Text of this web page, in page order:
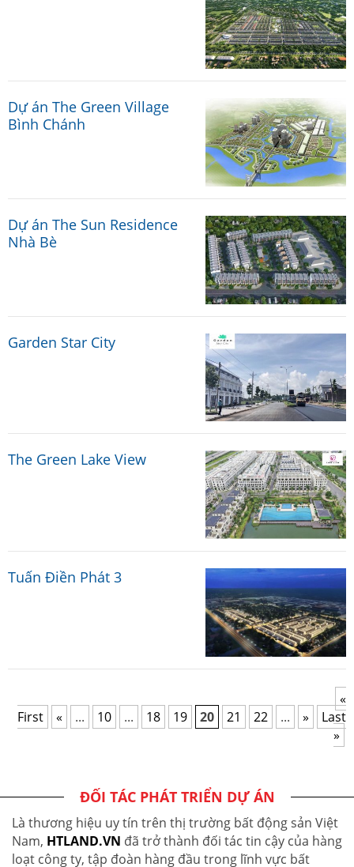
Dự án The Green Village
Bình Chánh
Dự án The Sun Residence
Nhà Bè
Garden Star City
The Green Lake View
Tuấn Điền Phát 3
«
First
« ... 10 ... 18 19 20 21 22 ... »
Last
»
ĐỐI TÁC PHÁT TRIỂN DỰ ÁN
Là thương hiệu uy tín trên thị trường bất động sản Việt
Nam, HTLAND.VN đã trở thành đối tác tin cậy của hàng
loạt công ty, tập đoàn hàng đầu trong lĩnh vực bất